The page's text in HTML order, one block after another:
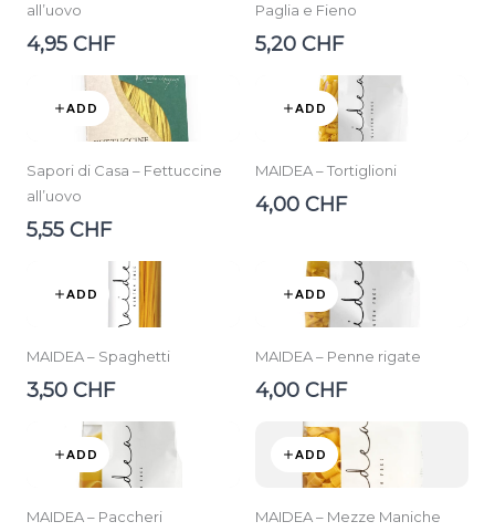
all’uovo
4,95 CHF
Paglia e Fieno
5,20 CHF
ADD
Sapori di Casa – Fettuccine
all’uovo
5,55 CHF
ADD
MAIDEA – Tortiglioni
4,00 CHF
ADD
MAIDEA – Spaghetti
3,50 CHF
ADD
MAIDEA – Penne rigate
4,00 CHF
ADD
MAIDEA – Paccheri
ADD
MAIDEA – Mezze Maniche